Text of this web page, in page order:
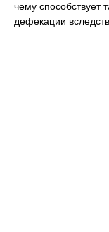
чему способствует
дефекации